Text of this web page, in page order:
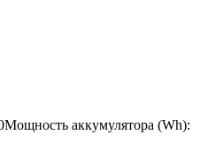
аккумулятора (Wh):